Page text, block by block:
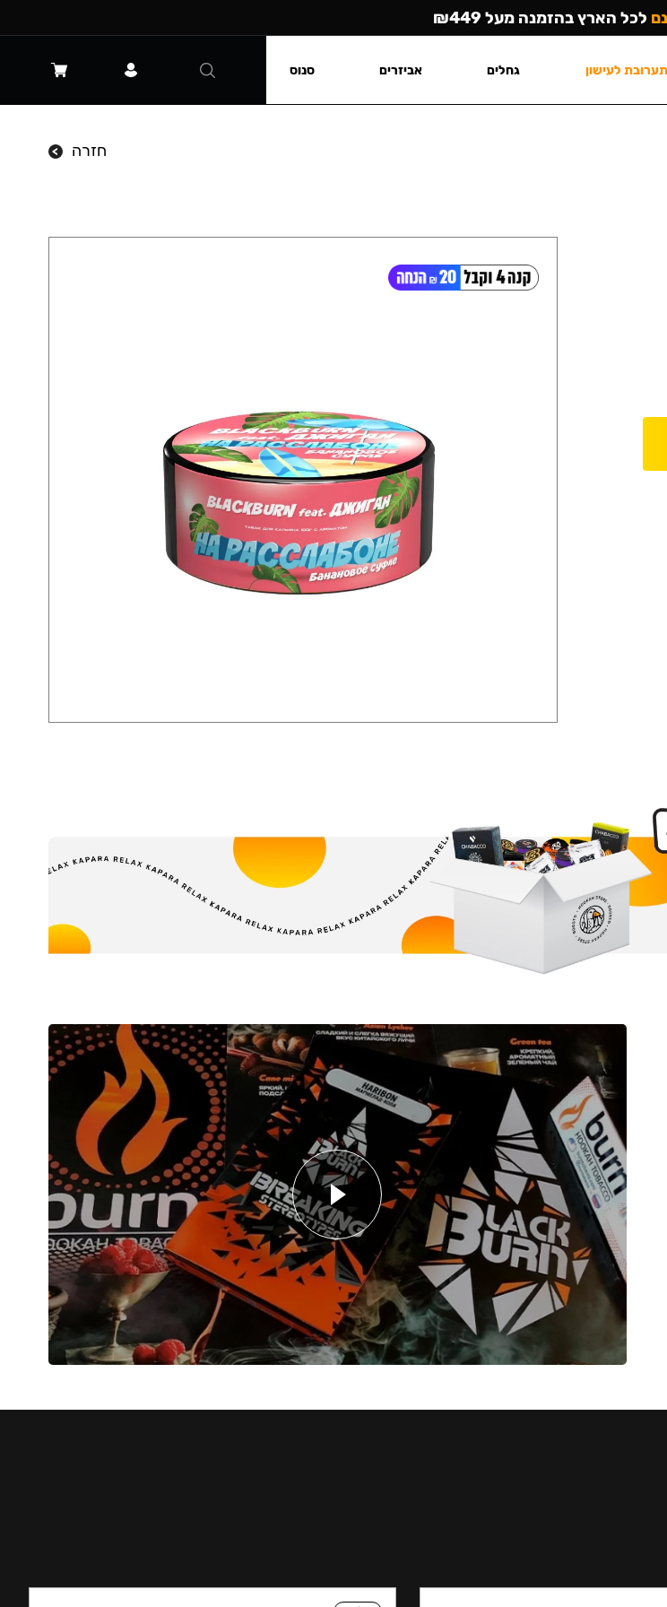
חזרה
לכל הארץ בהזמנה מעל ₪449
תערובת לעישון גחלים אביזרים סנוס